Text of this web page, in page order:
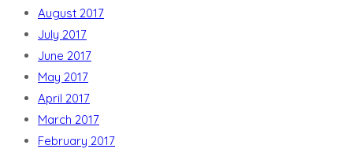
August 2017
July 2017
June 2017
May 2017
April 2017
March 2017
February 2017